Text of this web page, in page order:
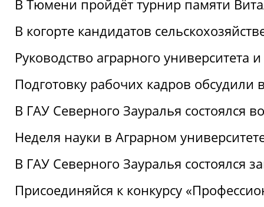
В Тюмени пройдёт турнир памяти
В когорте кандидатов
Руководство аграрного
Подготовку рабочих кадров
В ГАУ Северного Зауралья состоялся
Неделя науки в Аграрном
В ГАУ Северного Зауралья
Присоединяйся к конкурсу